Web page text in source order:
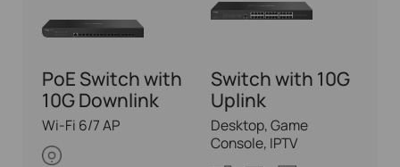
PoE Switch with
10G Downlink
Wi-Fi 6/7 AP
Switch with 10G
Uplink
Desktop, Game
Console, IPTV